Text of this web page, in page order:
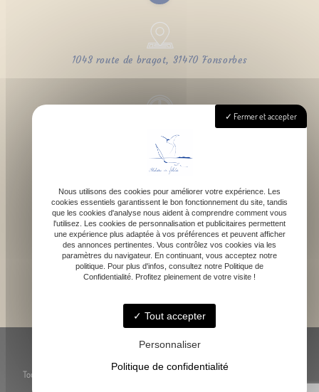
1043 route de bragot, 31470 Fonsorbes
Lundi - Samedi : 9h - 18h
contact@atelierdefelicie.fr
06 08 95 80 82
-Mentions légales
Toute reproduction, représentation ou utilisation des œuvres présentées, même
Fermer et accepter
Nous utilisons des cookies pour améliorer votre expérience. Les
cookies essentiels garantissent le bon fonctionnement du site, tandis
que les cookies d'analyse nous aident à comprendre comment vous
l'utilisez. Les cookies de personnalisation et publicitaires permettent
une expérience plus adaptée à vos préférences et peuvent afficher
des annonces pertinentes. Vous contrôlez vos cookies via les
paramètres du navigateur. En continuant, vous acceptez notre
politique. Pour plus d'infos, consultez notre Politique de
Confidentialité. Profitez pleinement de votre visite !
Tout accepter
Personnaliser
Politique de confidentialité